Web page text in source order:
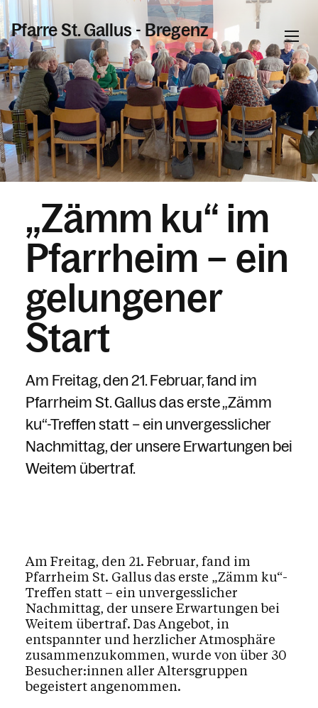
Pfarre St. Gallus - Bregenz
Informationen
Kalender
Personen
Kontakt
„Zämm ku“ im
Pfarrheim – ein
gelungener
Start
Am Freitag, den 21. Februar, fand im
Pfarrheim St. Gallus das erste „Zämm
ku“-Treffen statt – ein unvergesslicher
Nachmittag, der unsere Erwartungen bei
Weitem übertraf.
Am Freitag, den 21. Februar, fand im
Pfarrheim St. Gallus das erste „Zämm ku“-
Treffen statt – ein unvergesslicher
Nachmittag, der unsere Erwartungen bei
Weitem übertraf. Das Angebot, in
entspannter und herzlicher Atmosphäre
zusammenzukommen, wurde von über 30
Besucher:innen aller Altersgruppen
begeistert angenommen.